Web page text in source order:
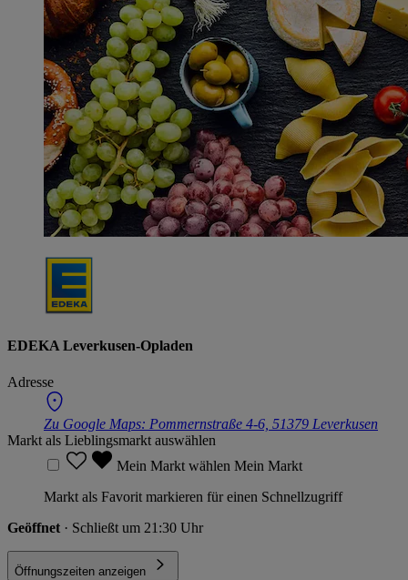
EDEKA Leverkusen-Opladen
Adresse
Zu Google Maps: Pommernstraße 4-6, 51379 Leverkusen
Markt als Lieblingsmarkt auswählen
Mein Markt wählen Mein Markt
Markt als Favorit markieren für einen Schnellzugriff
Geöffnet · Schließt um 21:30 Uhr
Öffnungszeiten anzeigen